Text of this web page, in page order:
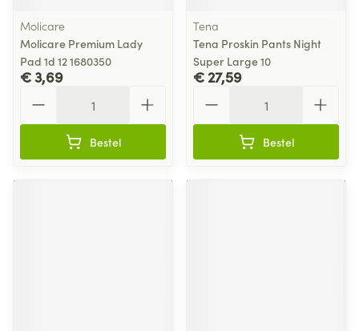
Molicare
Molicare Premium Lady
Pad 1d 12 1680350
€ 3,69
Bestel
Tena
Tena Proskin Pants Night
Super Large 10
€ 27,59
Bestel